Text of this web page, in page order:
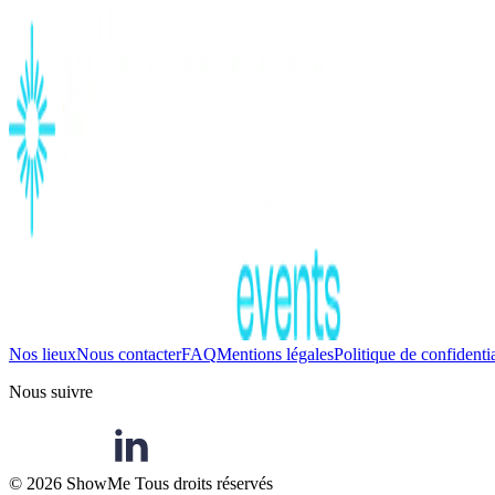
Nos lieuxNous contacterFAQMentions légalesPolitique de
Nous suivre
© 2026 ShowMe Tous droits réservés